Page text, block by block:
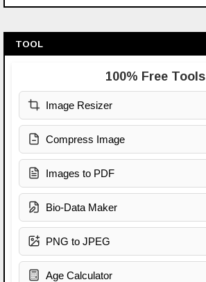
TOOL
100% Free Tools
Image Resizer
Compress Image
Images to PDF
Bio-Data Maker
PNG to JPEG
Age Calculator